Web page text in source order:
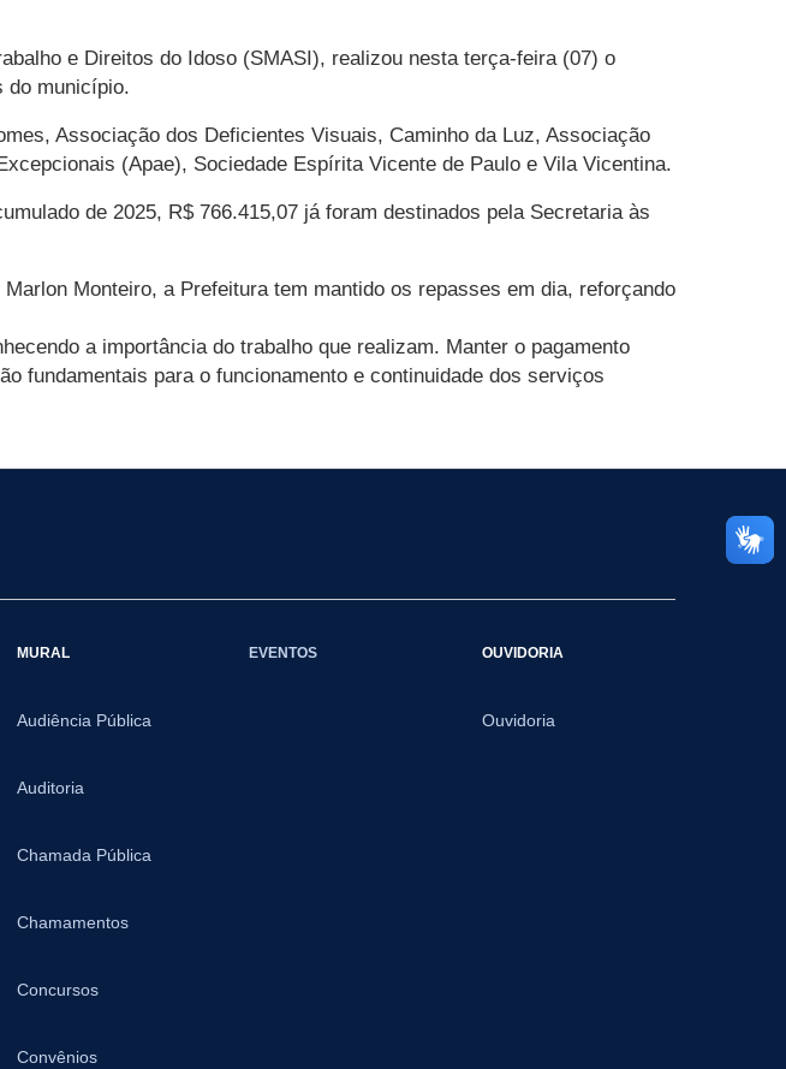
e Direitos do Idoso (SMASI), realizou nesta terça-feira (07) o
do município.
Associação dos Deficientes Visuais, Caminho da Luz, Associação
(Apae), Sociedade Espírita Vicente de Paulo e Vila Vicentina.
de 2025, R$ 766.415,07 já foram destinados pela Secretaria às
Monteiro, a Prefeitura tem mantido os repasses em dia, reforçando
a importância do trabalho que realizam. Manter o pagamento
fundamentais para o funcionamento e continuidade dos serviços
MURAL
Audiência Pública
Auditoria
Chamada Pública
Chamamentos
Concursos
Convênios
EVENTOS OUVIDORIA
Ouvidoria